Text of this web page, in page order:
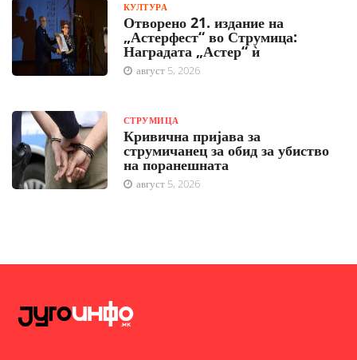
КУЛТУРА
Отворено 21. издание на
„Астерфест“ во Струмица:
Наградата „Астер“ ѝ
август 5, 2026
СТРУМИЦА
Кривична пријава за
струмичанец за обид за убиство
на поранешната
август 5, 2026